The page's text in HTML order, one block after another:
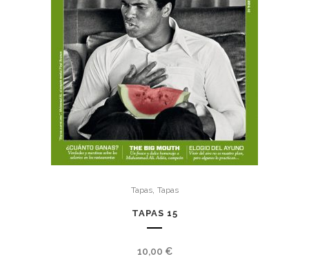
Tapas, Tapas
TAPAS 15
10,00 €